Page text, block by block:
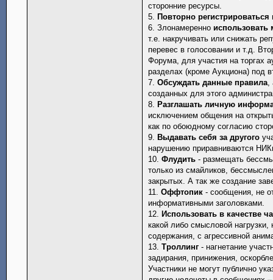
сторонние ресурсы.
5. Повторно регистрироваться
6. Злонамеренно использовать
т.е. накручивать или снижать
перевес в голосовании и т.д.
Форума, для участия на торгах
разделах (кроме Аукциона) под
7.Обсуждать данные правила,
созданных для этого
8. Разглашать личную
исключением общения на
как по обоюдному согласию
9. Выдавать себя за другого
нарушению приравниваются
10.Флудить - размещать
только из смайликов,
закрытых. А так же создание
11.Оффтопик - сообщения, не
информативными заголовками.
12. Использовать в качестве
какой либо смысловой
содержания, с агрессивной
13.Троллинг - нагнетание
задирания, принижения,
Участники не могут публично